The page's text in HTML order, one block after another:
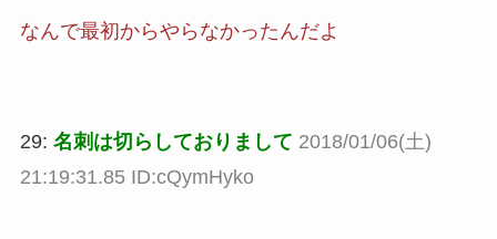
なんで最初からやらなかったんだよ
29: 名刺は切らしておりまして 2018/01/06(土)
21:19:31.85 ID:cQymHyko